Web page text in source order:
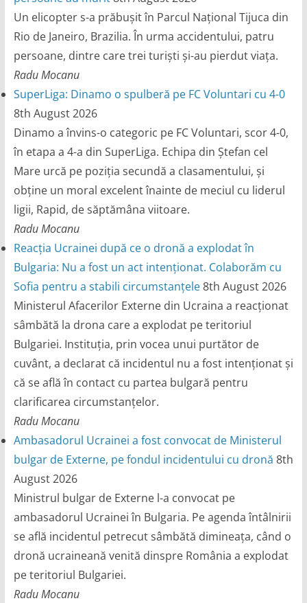
Un elicopter s-a prăbușit în Parcul Național Tijuca din
Rio de Janeiro, Brazilia. În urma accidentului, patru
persoane, dintre care trei turiști și-au pierdut viața.
Radu Mocanu
SuperLiga: Dinamo o spulberă pe FC Voluntari cu 4-0
8th August 2026
Dinamo a învins-o categoric pe FC Voluntari, scor 4-0,
în etapa a 4-a din SuperLiga. Echipa din Ștefan cel
Mare urcă pe poziția secundă a clasamentului, și
obține un moral excelent înainte de meciul cu liderul
ligii, Rapid, de săptămâna viitoare.
Radu Mocanu
Reacția Ucrainei după ce o dronă a explodat în
Bulgaria: Nu a fost un act intenționat. Colaborăm cu
Sofia pentru a stabili circumstanțele8th August 2026
Ministerul Afacerilor Externe din Ucraina a reacționat
sâmbătă la drona care a explodat pe teritoriul
Bulgariei. Instituția, prin vocea unui purtător de
cuvânt, a declarat că incidentul nu a fost intenționat și
că se află în contact cu partea bulgară pentru
clarificarea circumstanțelor.
Radu Mocanu
Ambasadorul Ucrainei a fost convocat de Ministerul
bulgar de Externe, pe fondul incidentului cu dronă 8th
August 2026
Ministrul bulgar de Externe l-a convocat pe
ambasadorul Ucrainei în Bulgaria. Pe agenda întâlnirii
se află incidentul petrecut sâmbătă dimineața, când o
dronă ucraineană venită dinspre România a explodat
pe teritoriul Bulgariei.
Radu Mocanu